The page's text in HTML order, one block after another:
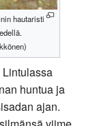
hautaristi
huntua ja
ajan.